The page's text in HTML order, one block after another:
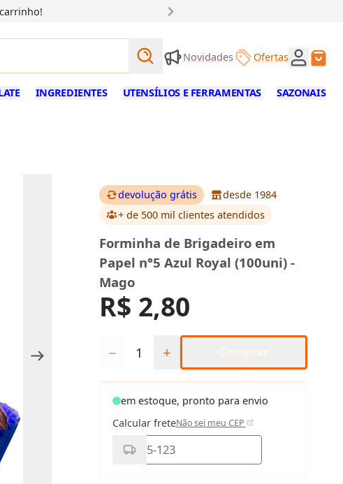
Buscar produtos
Buscar
Novidades Ofertas
INGREDIENTES UTENSÍLIOS E FERRAMENTAS SAZONAIS
devolução grátis
desde 1984
+ de 500 mil clientes atendidos
Forminha de Brigadeiro em
Papel n°5 Azul Royal (100uni) -
Mago
R$ 2,80
− +
em estoque, pronto para envio
Calcular freteNão sei meu CEP